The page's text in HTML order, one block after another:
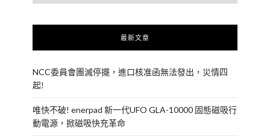
最新文章
NCC委員會團滅停擺，進口核准函無法發出，災情四
起!
唯快不破! enerpad 新一代UFO GLA-10000 固態磁吸行
動電源，掀磁吸快充革命